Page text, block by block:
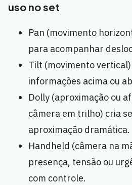
uso no set
Pan (movimento
para acompanhar
Tilt (movimento
informações acima ou
Dolly (aproximação ou
câmera em trilho) cria
aproximação dramática.
Handheld (câmera na
presença, tensão ou
com controle.